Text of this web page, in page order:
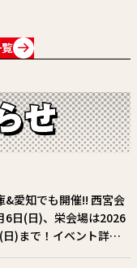
&愛知でも開催!! 西宮会
6日(日)、栄会場は2026
)まで！イベント詳